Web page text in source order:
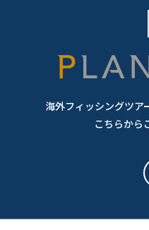
海外フィッシングツア
こちらから